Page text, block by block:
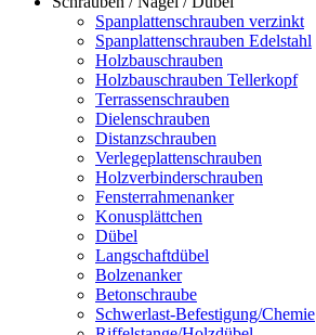
Spanplattenschrauben verzinkt
Spanplattenschrauben Edelstahl
Holzbauschrauben
Holzbauschrauben Tellerkopf
Terrassenschrauben
Dielenschrauben
Distanzschrauben
Verlegeplattenschrauben
Holzverbinderschrauben
Fensterrahmenanker
Konusplättchen
Dübel
Langschaftdübel
Bolzenanker
Betonschraube
Schwerlast-Befestigung/Chemie